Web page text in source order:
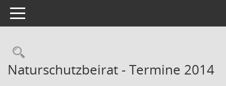
Toggle navigation
Rechercheauswahl
Naturschutzbeirat - Termine 2014